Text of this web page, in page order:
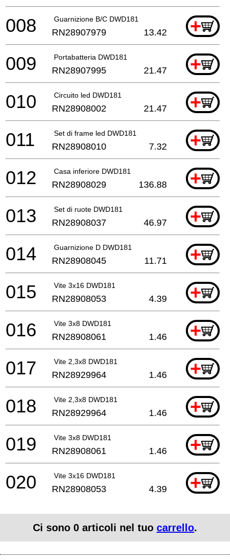
Guarnizione B/C DWD181 +
008 RN28907979 13.42
Portabatteria DWD181 +
009 RN28907995 21.47
Circuito led DWD181 +
010 RN28908002 21.47
Set di frame led DWD181 +
011 RN28908010 7.32
Casa inferiore DWD181 +
012 RN28908029 136.88
Set di ruote DWD181 +
013 RN28908037 46.97
Guarnizione D DWD181 +
014 RN28908045 11.71
Vite 3x16 DWD181 +
015 RN28908053 4.39
Vite 3x8 DWD181 +
016 RN28908061 1.46
Vite 2,3x8 DWD181 +
017 RN28929964 1.46
Vite 2,3x8 DWD181 +
018 RN28929964 1.46
Vite 3x8 DWD181 +
019 RN28908061 1.46
Vite 3x16 DWD181 +
020 RN28908053 4.39
Ci sono 0 articoli nel tuo carrello.